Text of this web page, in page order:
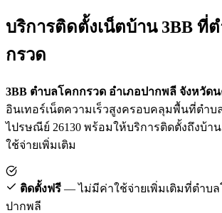
บริการติดตั้งเน็ตบ้าน 3BB ที่
กรวด
3BB ตำบลโคกกรวด อำเภอปากพลี จังหวัด
อินเทอร์เน็ตความเร็วสูงครอบคลุมพื้นที่ตำบ
ไปรษณีย์ 26130 พร้อมให้บริการติดตั้งถึงบ้า
ใช้จ่ายเพิ่มเติม
ติดตั้งฟรี — ไม่มีค่าใช้จ่ายเพิ่มเติมที่ตำบล
ปากพลี